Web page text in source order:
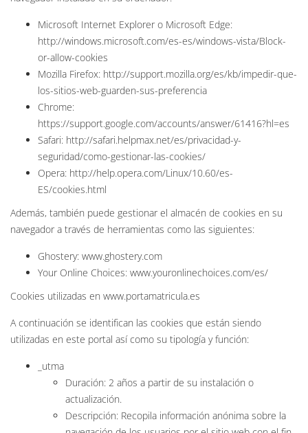
Microsoft Internet Explorer o Microsoft Edge:
http://windows.microsoft.com/es-es/windows-vista/Block-
or-allow-cookies
Mozilla Firefox: http://support.mozilla.org/es/kb/impedir-que-
los-sitios-web-guarden-sus-preferencia
Chrome:
https://support.google.com/accounts/answer/61416?hl=es
Safari: http://safari.helpmax.net/es/privacidad-y-
seguridad/como-gestionar-las-cookies/
Opera: http://help.opera.com/Linux/10.60/es-
ES/cookies.html
Además, también puede gestionar el almacén de cookies en su
navegador a través de herramientas como las siguientes:
Ghostery: www.ghostery.com
Your Online Choices: www.youronlinechoices.com/es/
Cookies utilizadas en www.portamatricula.es
A continuación se identifican las cookies que están siendo
utilizadas en este portal así como su tipología y función:
_utma
Duración: 2 años a partir de su instalación o
actualización.
Descripción: Recopila información anónima sobre la